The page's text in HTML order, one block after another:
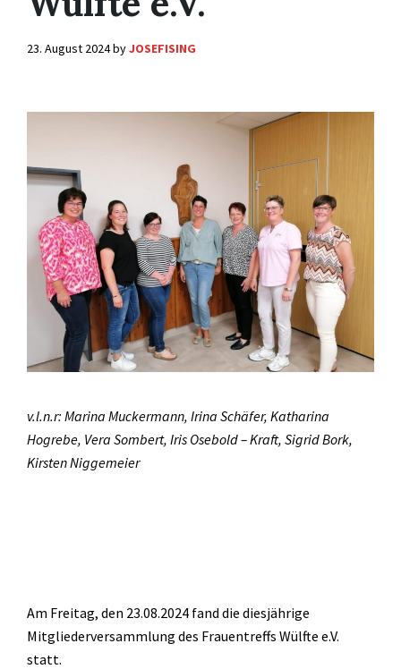
23. August 2024byJOSEFISING
v.l.n.r: Marina Muckermann, Irina Schäfer, Katharina
Hogrebe, Vera Sombert, Iris Osebold – Kraft, Sigrid Bork,
Kirsten Niggemeier
Am Freitag, den 23.08.2024 fand die diesjährige
Mitgliederversammlung des Frauentreffs Wülfte e.V.
statt.